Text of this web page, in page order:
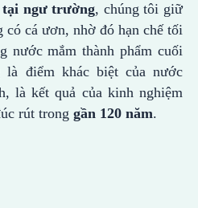
ngư trường, chúng tôi giữ
có cá ươn, nhờ đó hạn chế tối
nước mắm thành phẩm cuối
là điểm khác biệt của nước
là kết quả của kinh nghiệm
rút trong gần 120 năm.